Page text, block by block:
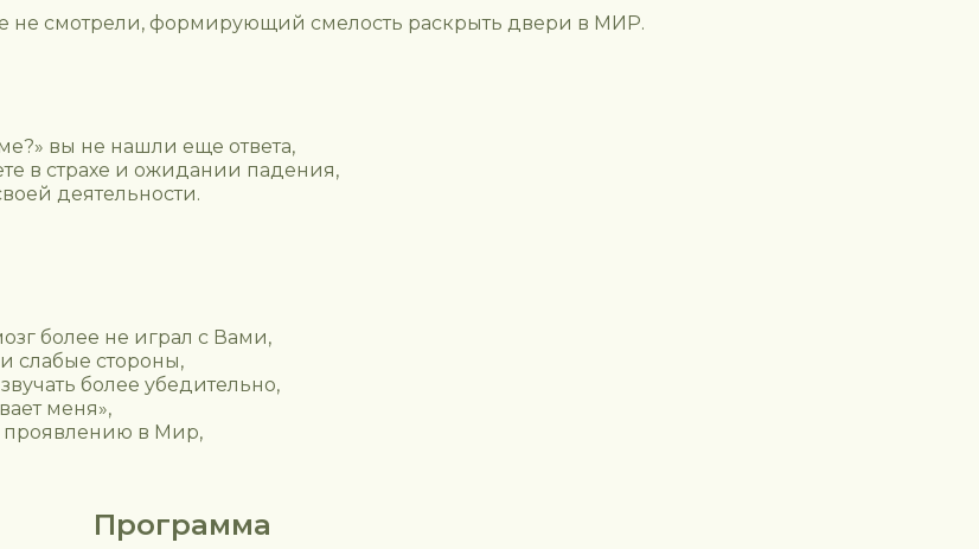
не смотрели, формирующий смелость раскрыть двери в МИР.
вы не нашли еще ответа,
в страхе и ожидании падения,
деятельности.
более не играл с Вами,
слабые стороны,
более убедительно,
меня»,
проявлению в Мир,
Программа